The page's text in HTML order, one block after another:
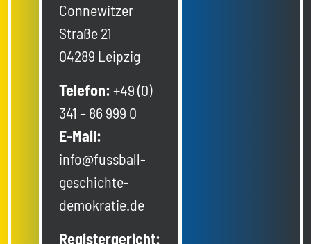
Connewitzer
Straße 21
04289 Leipzig
Telefon:+49 (0)
341 – 86 999 0
E-Mail:
info@fussball-
geschichte-
demokratie.de
Registergericht: